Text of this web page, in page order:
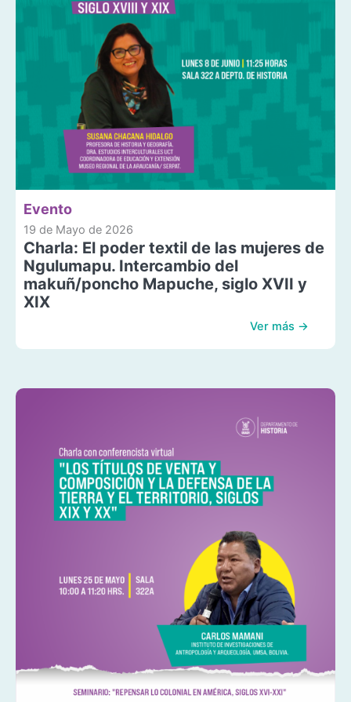
Evento
19 de Mayo de 2026
Charla: El poder textil de las mujeres de
Ngulumapu. Intercambio del
makuñ/poncho Mapuche, siglo XVII y
XIX
Ver más →